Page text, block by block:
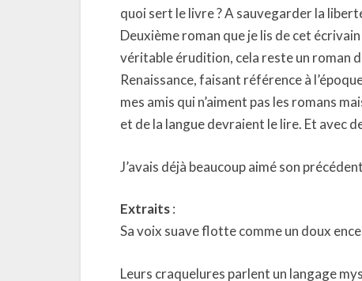
quoi sert le livre ? A sauvegarder la
Deuxième roman que je lis de cet
véritable érudition, cela reste un roman
Renaissance, faisant référence à
mes amis qui n’aiment pas les romans
et de la langue devraient le lire. Et avec
J’avais déjà beaucoup aimé son
Extraits:
Sa voix suave flotte comme un doux
Leurs craquelures parlent un langage